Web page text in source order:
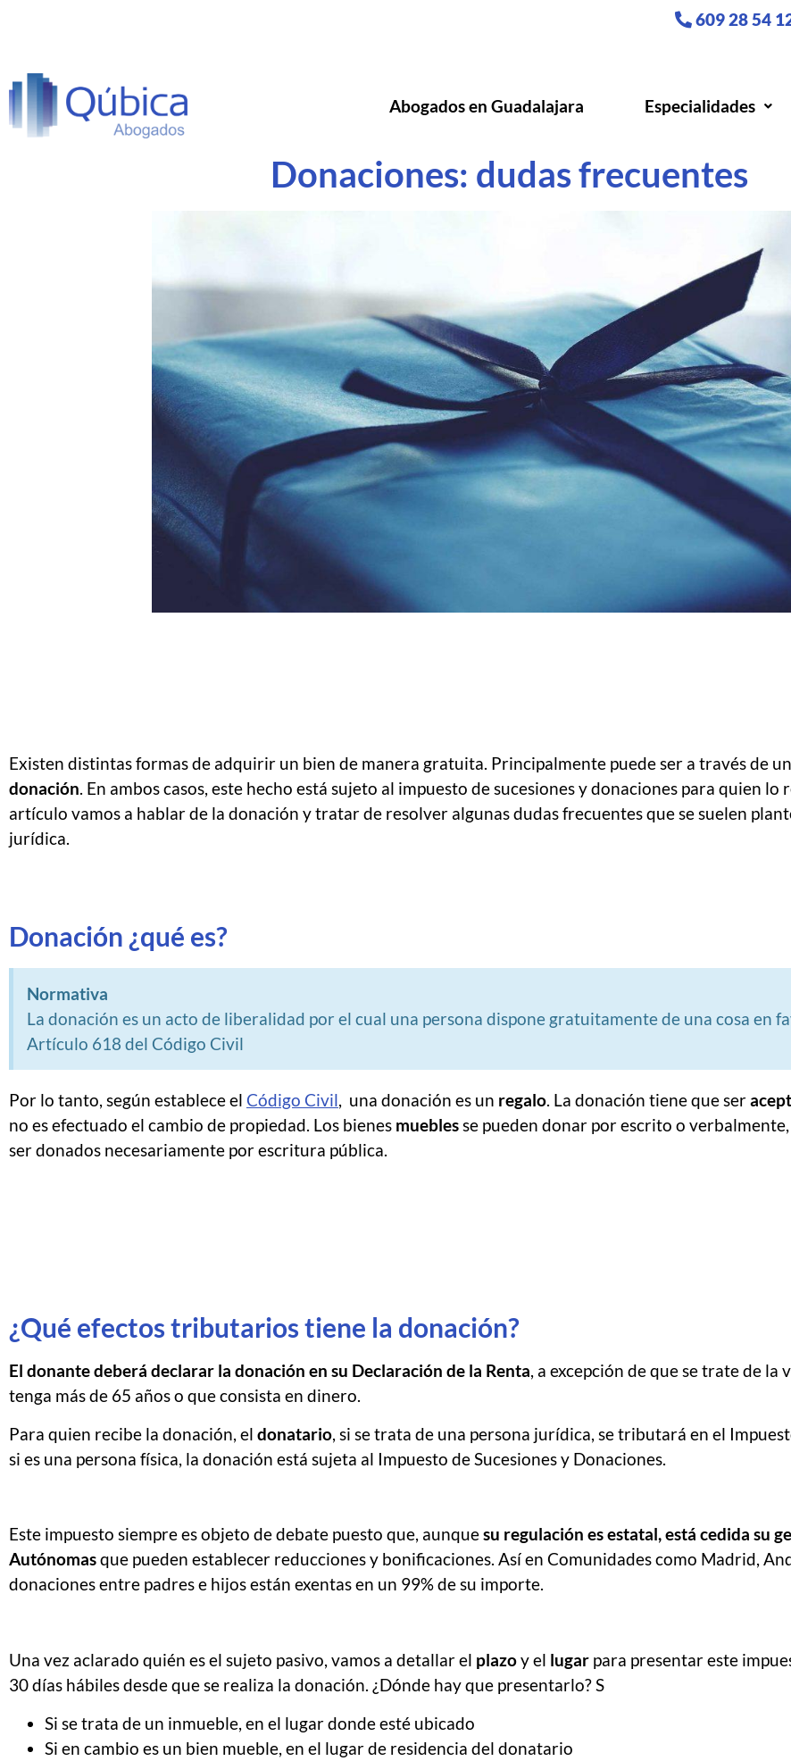
609 28 54
Abogados en Guadalajara Especialidades
Donaciones: dudas frecuentes
Existen distintas formas de adquirir un bien de manera gratuita. Principalmente puede ser a través de
donación. En ambos casos, este hecho está sujeto al impuesto de sucesiones y donaciones para quien
artículo vamos a hablar de la donación y tratar de resolver algunas dudas frecuentes que se suelen
jurídica.
Donación ¿qué es?
Normativa
La donación es un acto de liberalidad por el cual una persona dispone gratuitamente de una cosa en
Artículo 618 del Código Civil
Por lo tanto, según establece el Código Civil, una donación es un regalo. La donación tiene que ser
no es efectuado el cambio de propiedad. Los bienes mueblesse pueden donar por escrito o
ser donados necesariamente por escritura pública.
¿Qué efectos tributarios tiene la donación?
El donante deberá declarar la donación en su Declaración de la Renta, a excepción de que se trate de
tenga más de 65 años o que consista en dinero.
Para quien recibe la donación, el donatario , si se trata de una persona jurídica, se tributará en el
si es una persona física, la donación está sujeta al Impuesto de Sucesiones y Donaciones.
Este impuesto siempre es objeto de debate puesto que, aunquesu regulación es estatal, está cedida su
Autónomasque pueden establecer reducciones y bonificaciones. Así en Comunidades como Madrid,
donaciones entre padres e hijos están exentas en un 99% de su importe.
Una vez aclarado quién es el sujeto pasivo, vamos a detallar el plazoy el lugar para presentar este
30 días hábiles desde que se realiza la donación. ¿Dónde hay que presentarlo? S
Si se trata de un inmueble, en el lugar donde esté ubicado
Si en cambio es un bien mueble, en el lugar de residencia del donatario